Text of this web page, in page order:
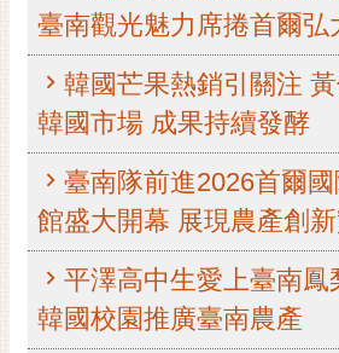
光
桐
花
網
覽
臺南觀光魅力席捲首爾弘
韓國芒果熱銷引關注
韓國市場 成果持續發酵
臺南隊前進2026首爾
館盛大開幕 展現農產創
平澤高中生愛上臺南鳳
韓國校園推廣臺南農產